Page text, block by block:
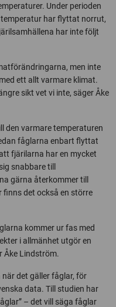
Under perioden
temperatur har flyttat norrut,
har inte följt
men inte
ett allt varmare klimat.
sikt vet vi inte, säger Åke
den varmare temperaturen
fåglarna enbart flyttat
fjärilarna har en mycket
snabbare till
gärna återkommer till
det också en större
kommer ur fas med
i allmänhet utgör en
Åke Lindström.
det gäller fåglar, för
data. Till studien har
– det vill säga fåglar